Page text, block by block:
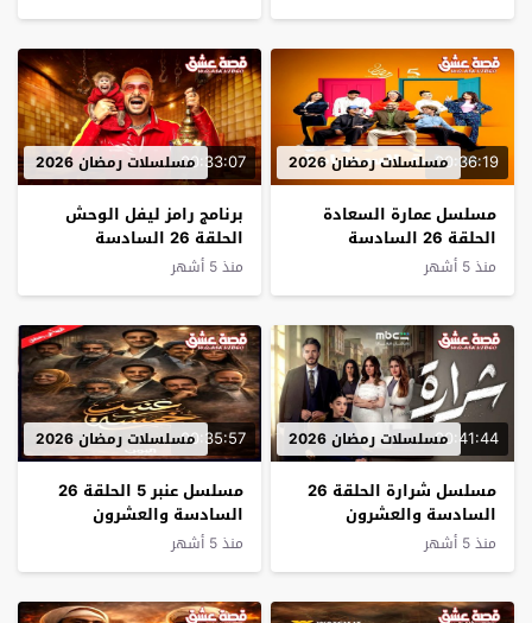
00:36:19مسلسلات رمضان 2026
مسلسل عمارة السعادة
الحلقة 26 السادسة
والعشرون
منذ 5 أشهر
00:33:07مسلسلات رمضان 2026
ﺑﺮﻧﺎﻣﺞ رامز ليفل الوحش
الحلقة 26 السادسة
والعشرون
منذ 5 أشهر
00:41:44مسلسلات رمضان 2026
مسلسل شرارة الحلقة 26
السادسة والعشرون
منذ 5 أشهر
00:35:57مسلسلات رمضان 2026
مسلسل عنبر 5 الحلقة 26
السادسة والعشرون
منذ 5 أشهر